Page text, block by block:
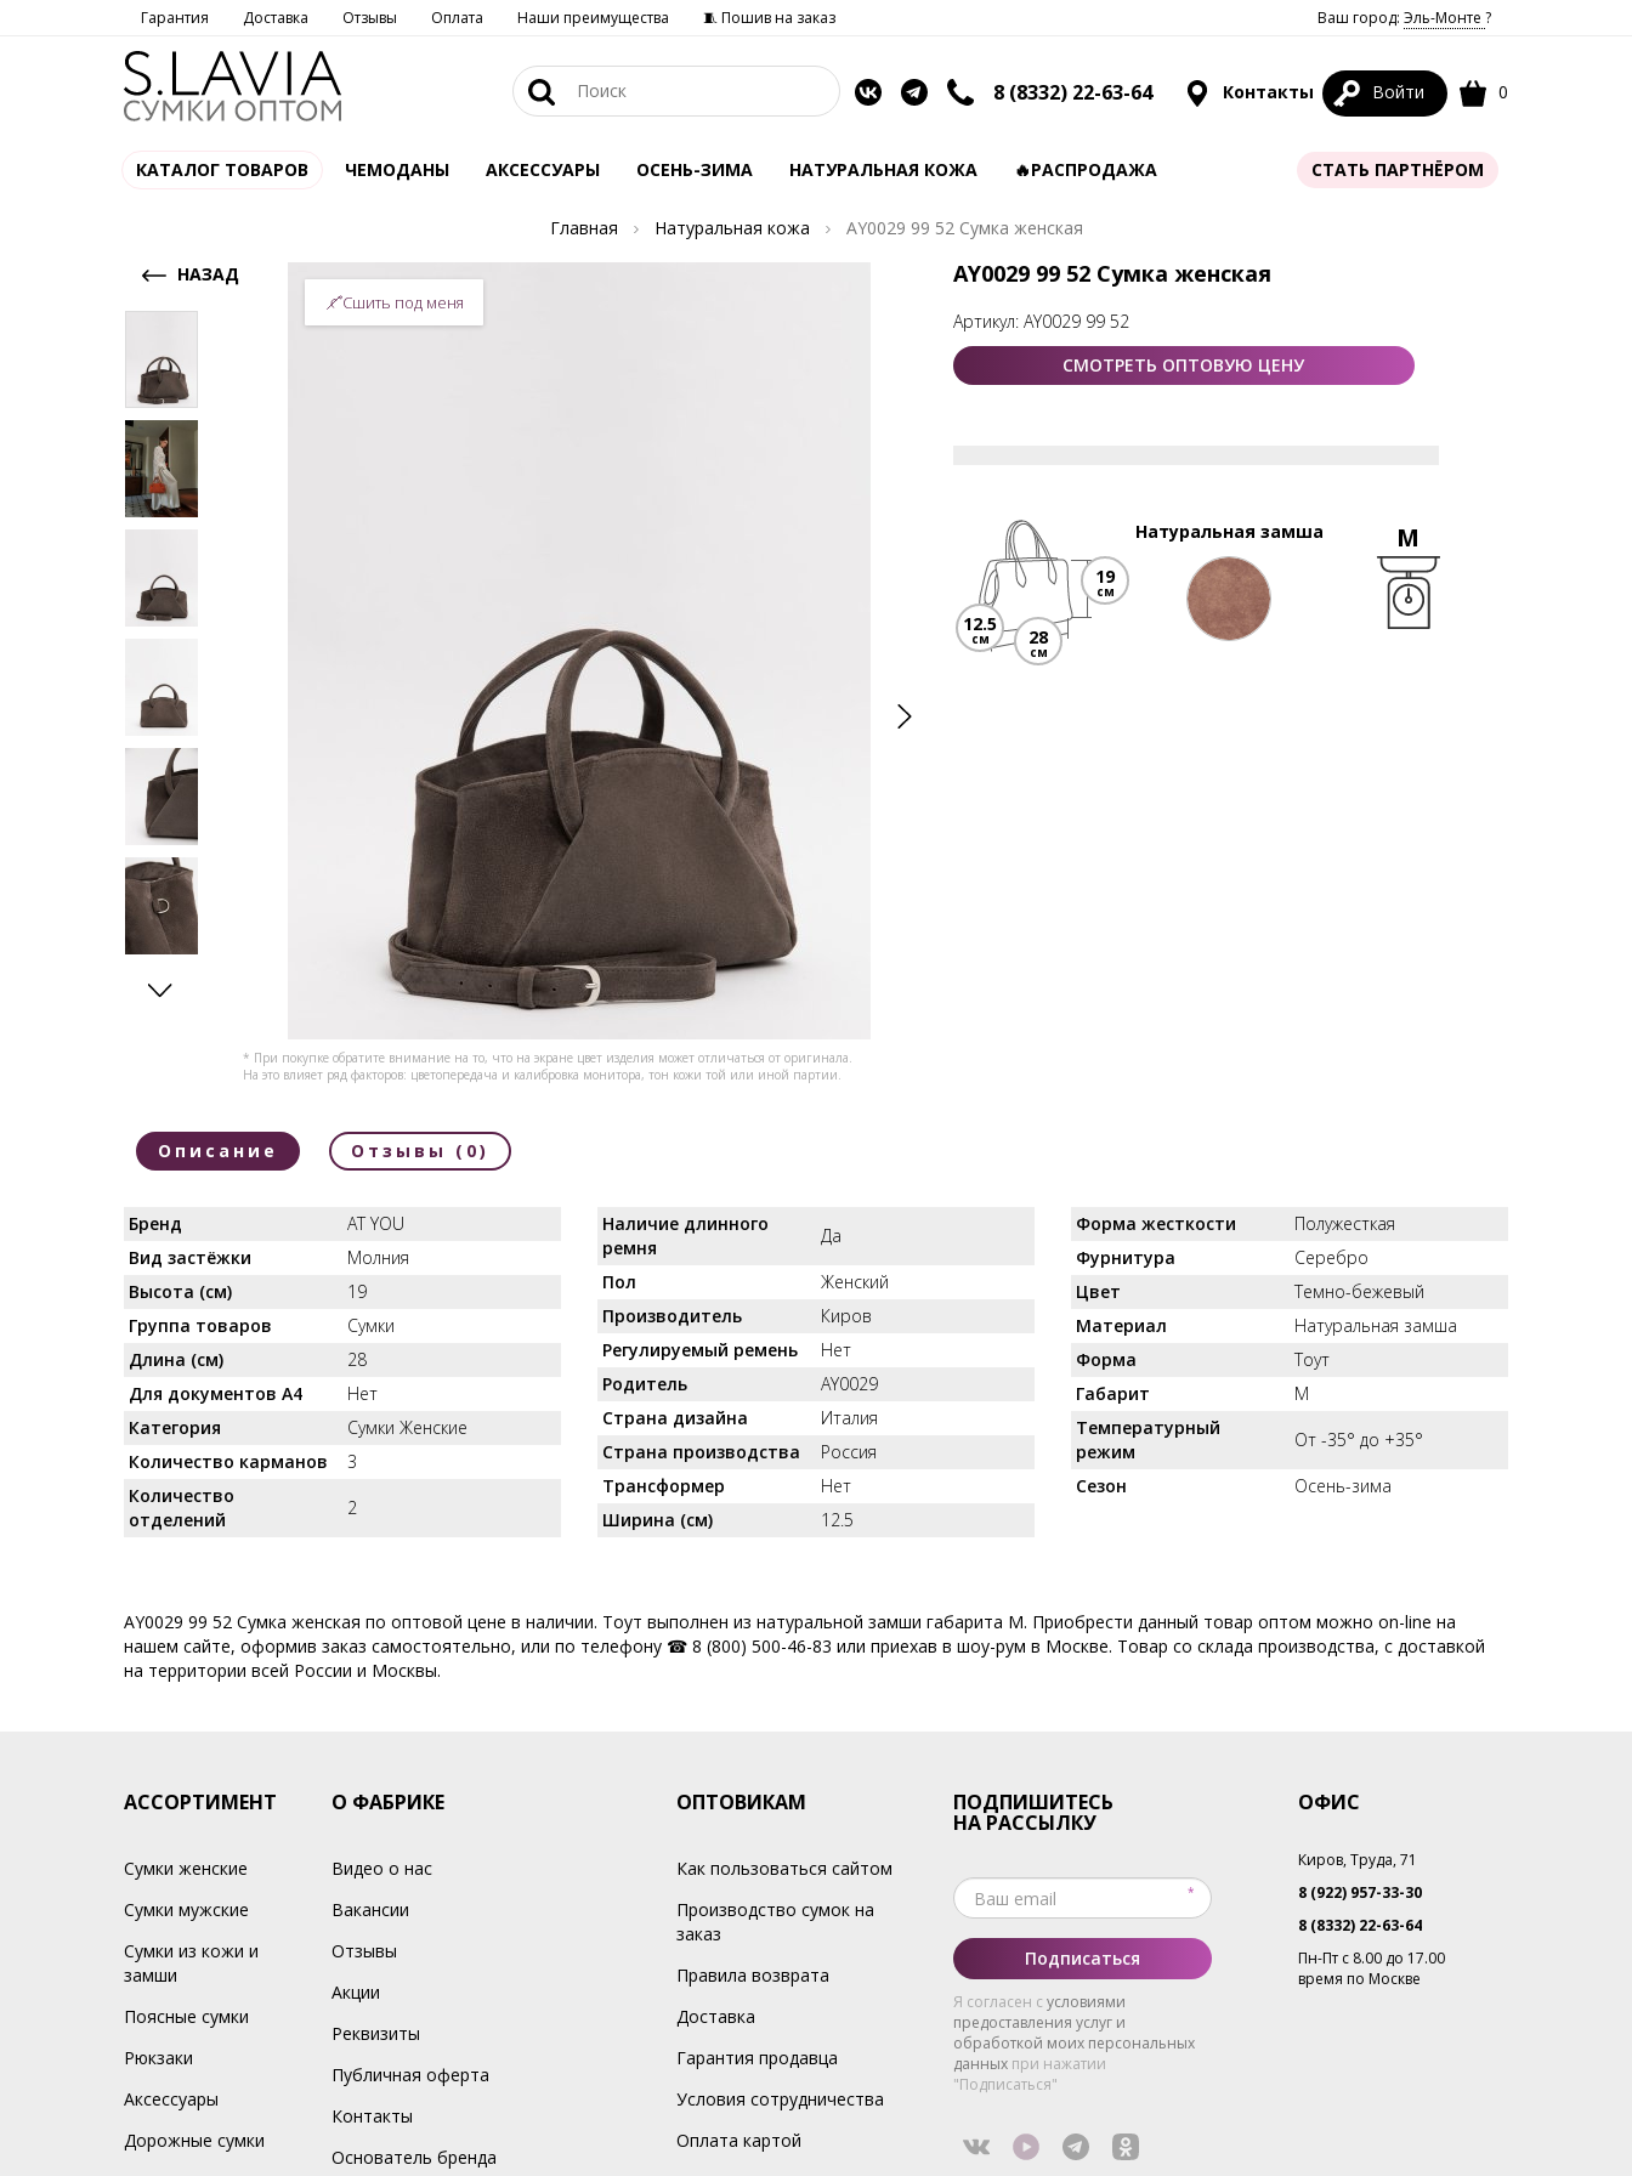
Гарантия Доставка Отзывы Оплата Наши преимущества 🧵 Пошив на заказ Ваш город: Эль-Монте ?
8 (8332) 22-63-64 Контакты Войти 0
КАТАЛОГ ТОВАРОВ ЧЕМОДАНЫ АКСЕССУАРЫ ОСЕНЬ-ЗИМА НАТУРАЛЬНАЯ КОЖА 🔥РАСПРОДАЖА СТАТЬ ПАРТНЁРОМ
Главная Натуральная кожа
AY0029 99 52 Сумка женская
НАЗАД
* При покупке обратите внимание на то, что на экране цвет изделия может отличаться от оригинала.
На это влияет ряд факторов: цветопередача и калибровка монитора, тон кожи той или иной партии.
Сшить под меня
AY0029 99 52 Сумка женская
Артикул: AY0029 99 52
СМОТРЕТЬ ОПТОВУЮ ЦЕНУ
12.5
см
19
см
28
см
Натуральная замша M
Описание Отзывы (0)
Бренд
AT YOU
Вид застёжки
Молния
Высота (см)
19
Группа товаров
Сумки
Длина (см)
28
Для документов А4
Нет
Категория
Сумки Женские
Количество карманов
3
Количество
отделений
2
Наличие длинного
ремня
Да
Пол
Женский
Производитель
Киров
Регулируемый ремень
Нет
Родитель
AY0029
Страна дизайна
Италия
Страна производства
Россия
Трансформер
Нет
Ширина (см)
12.5
Форма жесткости
Полужесткая
Фурнитура
Серебро
Цвет
Темно-бежевый
Материал
Натуральная замша
Форма
Тоут
Габарит
M
Температурный
режим
От -35° до +35°
Сезон
Осень-зима
AY0029 99 52 Сумка женская по оптовой цене в наличии. Тоут выполнен из натуральной замши габарита M. Приобрести данный товар оптом можно on-line на
нашем сайте, оформив заказ самостоятельно, или по телефону ☎ 8 (800) 500-46-83 или приехав в шоу-рум в Москве. Товар со склада производства, с доставкой
на территории всей России и Москвы.
АССОРТИМЕНТ
Сумки женские
Сумки мужские
Сумки из кожи и
замши
Поясные сумки
Рюкзаки
Аксессуары
Дорожные сумки
О ФАБРИКЕ
Видео о нас
Вакансии
Отзывы
Акции
Реквизиты
Публичная оферта
Контакты
Основатель бренда
ОПТОВИКАМ
Как пользоваться сайтом
Производство сумок на
заказ
Правила возврата
Доставка
Гарантия продавца
Условия сотрудничества
Оплата картой
ПОДПИШИТЕСЬ
НА РАССЫЛКУ
Подписаться
Я согласен с условиями
предоставления услуг и
обработкой моих персональных
данныхпри нажатии
"Подписаться"
ОФИС
Киров, Труда, 71
8 (922) 957-33-30
8 (8332) 22-63-64
Пн-Пт с 8.00 до 17.00
время по Москве